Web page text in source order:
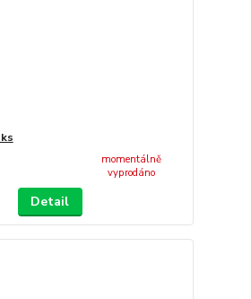
momentálně
vyprodáno
Detail